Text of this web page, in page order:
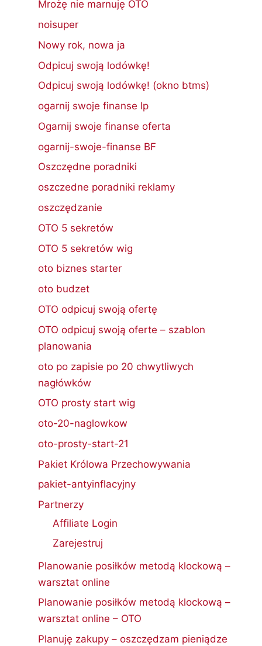
Mrożę nie marnuję OTO
noisuper
Nowy rok, nowa ja
Odpicuj swoją lodówkę!
Odpicuj swoją lodówkę! (okno btms)
ogarnij swoje finanse lp
Ogarnij swoje finanse oferta
ogarnij-swoje-finanse BF
Oszczędne poradniki
oszczedne poradniki reklamy
oszczędzanie
OTO 5 sekretów
OTO 5 sekretów wig
oto biznes starter
oto budzet
OTO odpicuj swoją ofertę
OTO odpicuj swoją oferte – szablon
planowania
oto po zapisie po 20 chwytliwych
nagłówków
OTO prosty start wig
oto-20-naglowkow
oto-prosty-start-21
Pakiet Królowa Przechowywania
pakiet-antyinflacyjny
Partnerzy
Affiliate Login
Zarejestruj
Planowanie posiłków metodą klockową –
warsztat online
Planowanie posiłków metodą klockową –
warsztat online – OTO
Planuję zakupy – oszczędzam pieniądze